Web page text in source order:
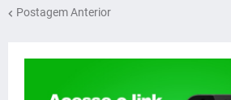
Postagem Anterior